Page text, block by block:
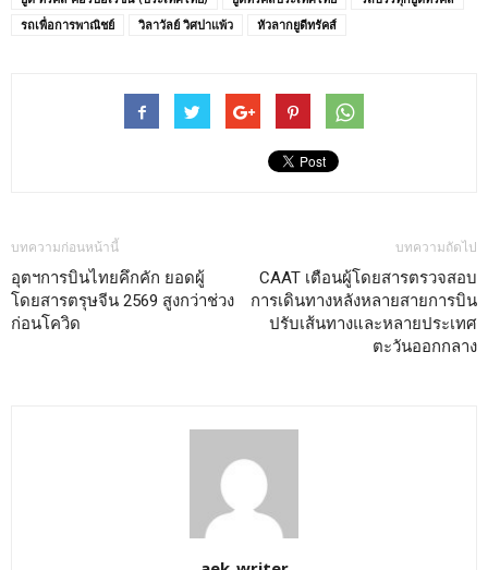
รถเพื่อการพาณิชย์
วิลาวัลย์ วิศปาแพ้ว หัวลากยูดีทรัคส์
บทความก่อนหน้านี้
อุตฯการบินไทยคึกคัก ยอดผู้
โดยสารตรุษจีน 2569 สูงกว่าช่วง
ก่อนโควิด
บทความถัดไป
CAAT เตือนผู้โดยสารตรวจสอบ
การเดินทางหลังหลายสายการบิน
ปรับเส้นทางและหลายประเทศ
ตะวันออกกลาง